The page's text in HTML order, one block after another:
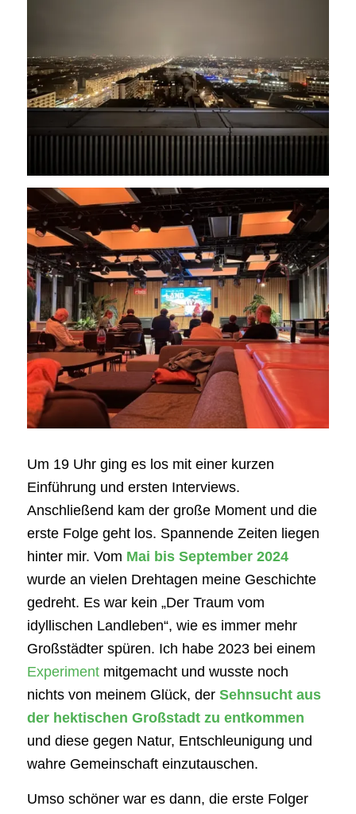
Um 19 Uhr ging es los mit einer kurzen
Einführung und ersten Interviews.
Anschließend kam der große Moment und die
erste Folge geht los. Spannende Zeiten liegen
hinter mir. Vom Mai bis September 2024
wurde an vielen Drehtagen meine Geschichte
gedreht. Es war kein „Der Traum vom
idyllischen Landleben“, wie es immer mehr
Großstädter spüren. Ich habe 2023 bei einem
Experimentmitgemacht und wusste noch
nichts von meinem Glück, der Sehnsucht aus
der hektischen Großstadt zu entkommen
und diese gegen Natur, Entschleunigung und
wahre Gemeinschaft einzutauschen.
Umso schöner war es dann, die erste Folger